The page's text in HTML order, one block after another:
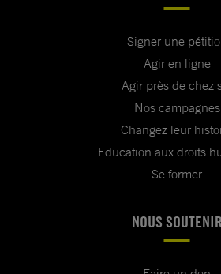
Signer une
Agir en ligne
Agir près de chez
Nos campagnes
Changez leur
Education aux droits
Se former
NOUS SOUTENIR